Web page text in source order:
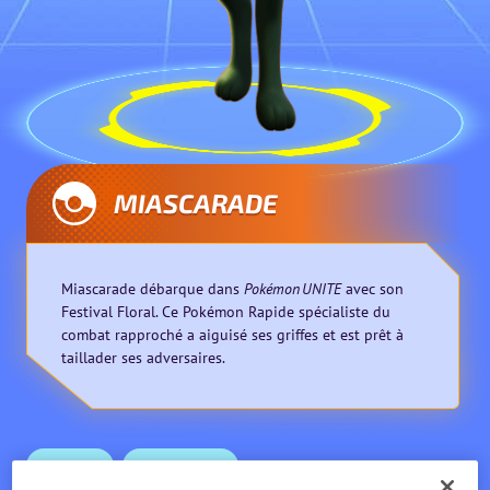
MIASCARADE
Miascarade débarque dans Pokémon UNITEavec son
Festival Floral. Ce Pokémon Rapide spécialiste du
combat rapproché a aiguisé ses griffes et est prêt à
taillader ses adversaires.
Rapide
Rapproché